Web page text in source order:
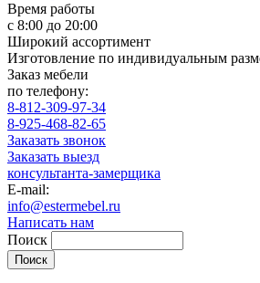
Время работы
с 8:00 до 20:00
Широкий ассортимент
Изготовление по индивидуальным
Заказ мебели
по телефону:
8-812-309-97-34
8-925-468-82-65
Заказать звонок
Заказать выезд
консультанта-замерщика
E-mail:
info@estermebel.ru
Написать нам
Поиск